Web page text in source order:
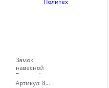
Замок
навесной
Бункер-4,ст,60мм.
Политех
Артикул: 8117260